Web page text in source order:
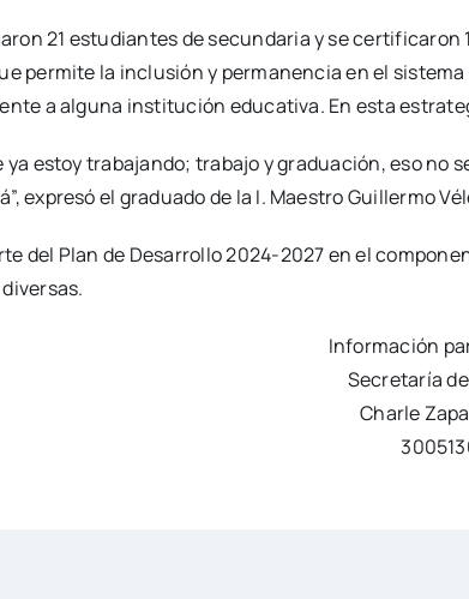
21 estudiantes de secundaria y se
permite la inclusión y permanencia en el
a alguna institución educativa. En esta
ya estoy trabajando; trabajo y graduación, eso
expresó el graduado de la I. Maestro Guillermo
del Plan de Desarrollo 2024-2027 en el
Información
Secretaría
Charle